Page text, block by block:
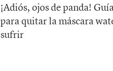
¡Adiós, ojos de panda!
para quitar la máscara
sufrir